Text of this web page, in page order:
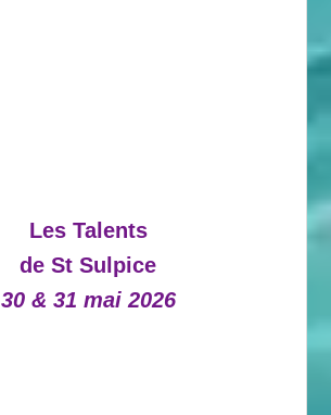
Les Talents
de St Sulpice
30 & 31 mai 2026